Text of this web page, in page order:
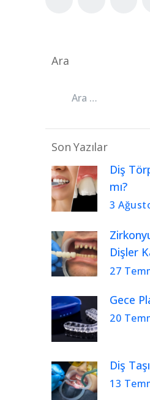
Ara
Son Yazılar
Diş
mı?
3
Dişler
27
Gece
20
Diş
13